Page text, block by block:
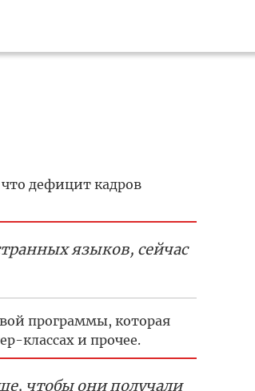
дефицит кадров
языков, сейчас
программы, которая
классах и прочее.
чтобы они получали